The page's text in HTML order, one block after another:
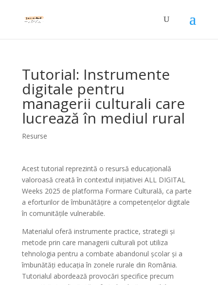
Tutorial: Instrumente
digitale pentru
managerii culturali care
lucrează în mediul rural
Resurse
Acest tutorial reprezintă o resursă educațională
valoroasă creată în contextul inițiativei ALL DIGITAL
Weeks 2025 de platforma Formare Culturală, ca parte
a eforturilor de îmbunătățire a competențelor digitale
în comunitățile vulnerabile.
Materialul oferă instrumente practice, strategii și
metode prin care managerii culturali pot utiliza
tehnologia pentru a combate abandonul școlar și a
îmbunătăți educația în zonele rurale din România.
Tutorialul abordează provocări specifice precum